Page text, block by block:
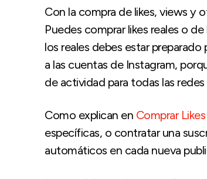
Con la compra de likes, views y
Puedes comprar likes reales o
los reales debes estar
a las cuentas de Instagram,
de actividad para todas las
Como explican en Comprar
específicas, o contratar una
automáticos en cada nueva